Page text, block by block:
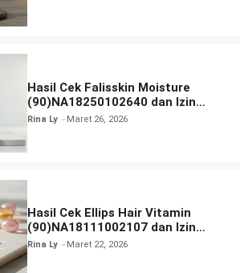
Hasil Cek Falisskin Moisture
(90)NA18250102640 dan Izin
BPOM
Rina Ly Maret 26, 2026
Hasil Cek Ellips Hair Vitamin
(90)NA18111002107 dan Izin
BPOM
Rina Ly Maret 22, 2026